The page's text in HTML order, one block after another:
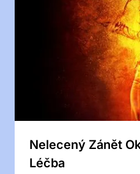
Nelecený Zánět
Léčba